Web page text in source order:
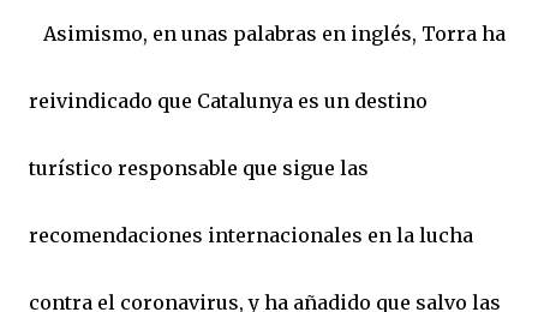
Asimismo, en unas palabras en inglés, Torra ha
reivindicado que Catalunya es un destino
turístico responsable que sigue las
recomendaciones internacionales en la lucha
contra el coronavirus, y ha añadido que salvo las